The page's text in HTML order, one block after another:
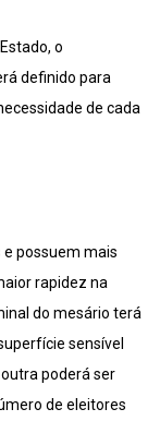
o
definido para
de cada
possuem mais
rapidez na
do mesário terá
sensível
poderá ser
de eleitores